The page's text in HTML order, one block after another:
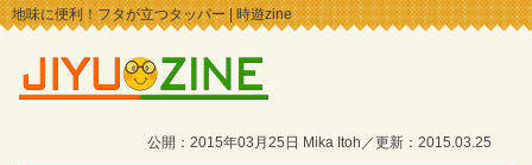
地味に便利！フタが立つタッパー | 時遊zine
公開：2015年03月25日 Mika Itoh／更新：2015.03.25